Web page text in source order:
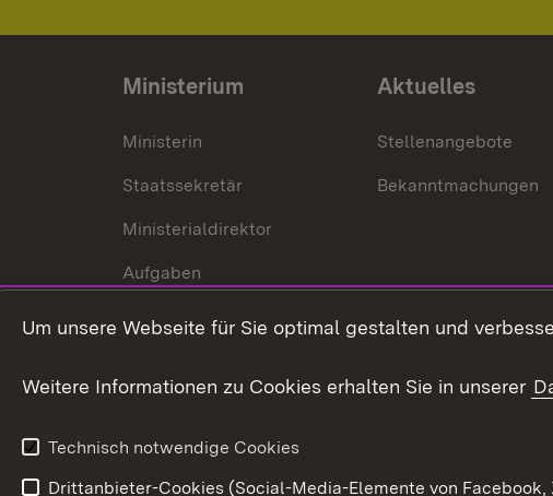
Ministerium
Ministerin
Staatssekretär
Ministerialdirektor
Aufgaben
Internationale
Aktuelles
Stellenangebote
Bekanntmachungen
Um unsere Webseite für Sie optimal gestalten und
Weitere Informationen zu Cookies erhalten Sie in unserer
Technisch notwendige Cookies
Drittanbieter-Cookies (Social-Media-Elemente von